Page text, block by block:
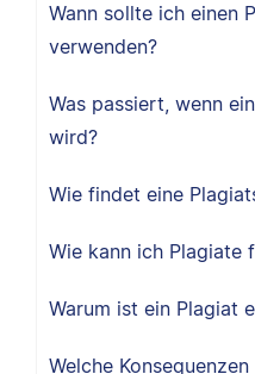
Wann sollte ich einen
verwenden?
Was passiert, wenn
wird?
Wie findet eine
Wie kann ich Plagiate
Warum ist ein Plagiat
Welche